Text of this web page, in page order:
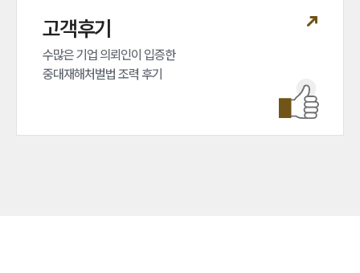
고객후기
수많은 기업 의뢰인이 입증한
중대재해처벌법 조력 후기